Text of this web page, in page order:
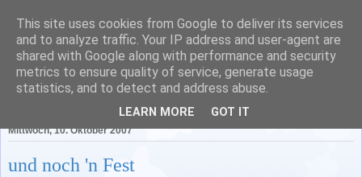
Literatur in Baden-
Württemberg
Mittwoch, 10. Oktober 2007
und noch 'n Fest
This site uses cookies from Google to deliver its services
and to analyze traffic. Your IP address and user-agent are
shared with Google along with performance and security
metrics to ensure quality of service, generate usage
statistics, and to detect and address abuse.
LEARN MORE GOT IT